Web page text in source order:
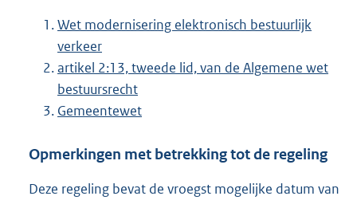
Wet modernisering elektronisch bestuurlijk
verkeer
artikel 2:13, tweede lid, van de Algemene wet
bestuursrecht
Gemeentewet
Opmerkingen met betrekking tot de regeling
Deze regeling bevat de vroegst mogelijke datum van